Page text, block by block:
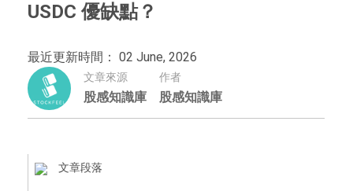
USDC 優缺點？
最近更新時間： 02 June, 2026
文章來源
股感知識庫
作者
股感知識庫
文章段落